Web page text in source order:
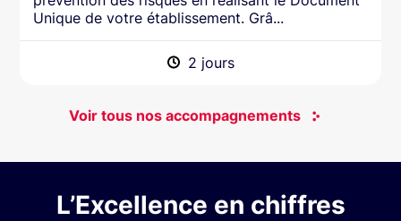
Unique de votre établissement. Grâ...
2 jours
Voir tous nos accompagnements
L’Excellence en chiffres